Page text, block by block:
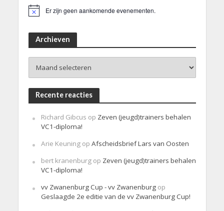
Er zijn geen aankomende evenementen.
Archieven
Recente reacties
Richard Gibcus op Zeven (jeugd)trainers behalen
VC1-diploma!
Arie Keuningop Afscheidsbrief Lars van Oosten
bert kranenburgop Zeven (jeugd)trainers behalen
VC1-diploma!
vv Zwanenburg Cup - vv Zwanenburgop
Geslaagde 2e editie van de vv Zwanenburg Cup!